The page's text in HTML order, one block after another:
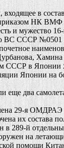
в
НК ВМФ
и мужество
СССР №0501 от
Хамина
СССР в
Японии на
два самолета
29-я
их состава
й
на летающие
помощи